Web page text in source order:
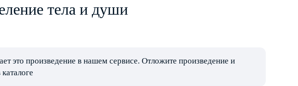
тела и души
это произведение в нашем сервисе. Отложите произведение и